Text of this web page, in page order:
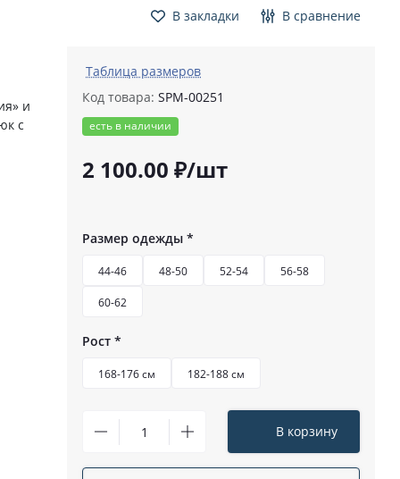
В закладки В сравнение
и
с
Таблица размеров
Код товара: SPM-00251
есть в наличии
2 100.00 ₽/шт
Размер одежды *
44-46 48-50 52-54 56-58
60-62
Рост *
168-176 см 182-188 см
В корзину